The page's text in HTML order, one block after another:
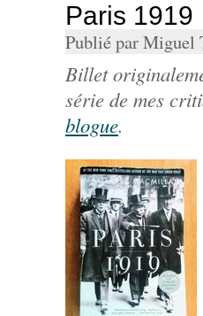
Paris 1919
Publié par Miguel
Billet
série de mes
blogue.